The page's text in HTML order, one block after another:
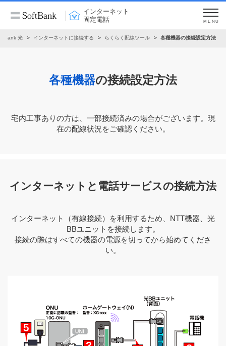
インターネット
固定電話
MENU
光 インターネットに接続する らくらく配線ツール 各種機器の接続設定方法
各種機器の接続設定方法
宅内⼯事ありの⽅は、⼀部接続済みの場合がございます。現
在の配線状況をご確認ください。
インターネットと電話サービスの接続方法
インターネット（有線接続）を利用するため、NTT機器、光
BBユニットを接続します。
接続の際はすべての機器の電源を切ってから始めてくださ
い。